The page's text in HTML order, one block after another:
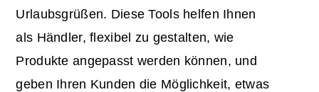
Urlaubsgrüßen. Diese Tools helfen Ihnen
als Händler, flexibel zu gestalten, wie
Produkte angepasst werden können, und
geben Ihren Kunden die Möglichkeit, etwas